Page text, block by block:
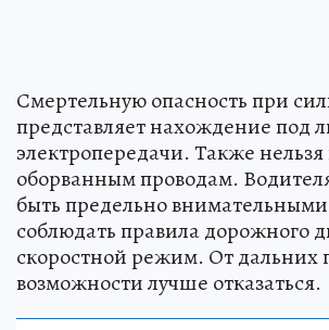
Смертельную опасность при
представляет нахождение под
электропередачи. Также
оборванным проводам.
быть предельно
соблюдать правила дорожного
скоростной режим. От дальних
возможности лучше отказаться.